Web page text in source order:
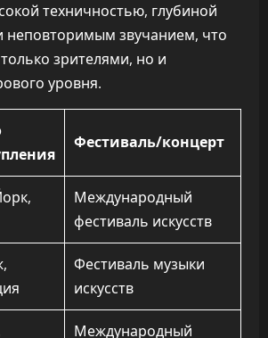
техничностью, глубиной
неповторимым звучанием, что
зрителями, но и
уровня.
Фестиваль/концерт
Международный
фестиваль искусств
Фестиваль музыки
искусств
Международный